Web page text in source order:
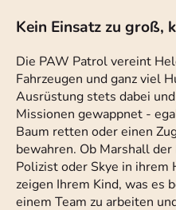
Kein Einsatz zu groß,
Die PAW Patrol vereint
Fahrzeugen und ganz viel
Ausrüstung stets dabei
Missionen gewappnet -
Baum retten oder einen
bewahren. Ob Marshall
Polizist oder Skye in
zeigen Ihrem Kind, was es
einem Team zu arbeiten